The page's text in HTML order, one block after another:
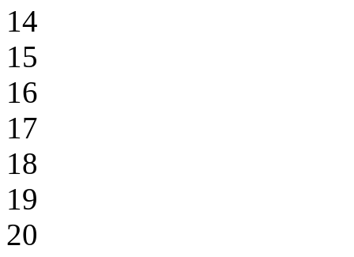
14
15
16
17
18
19
20